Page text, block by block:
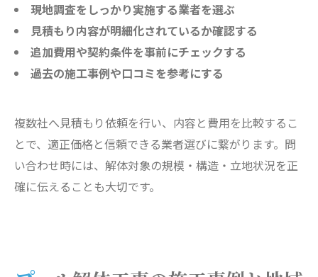
現地調査をしっかり実施する業者を選ぶ
見積もり内容が明細化されているか確認する
追加費用や契約条件を事前にチェックする
過去の施工事例や口コミを参考にする
複数社へ見積もり依頼を行い、内容と費用を比較するこ
とで、適正価格と信頼できる業者選びに繋がります。問
い合わせ時には、解体対象の規模・構造・立地状況を正
確に伝えることも大切です。